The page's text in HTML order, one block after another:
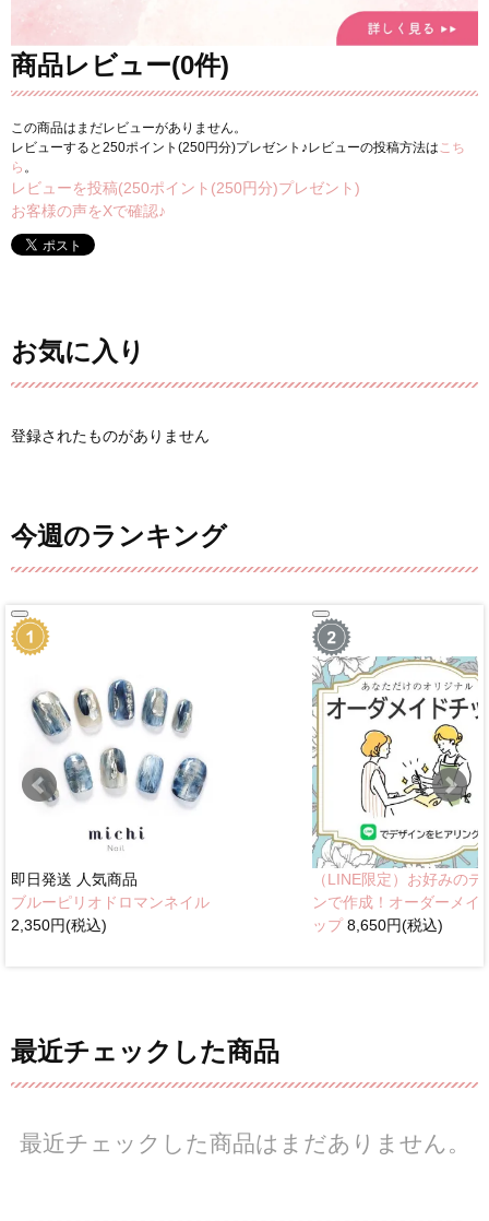
商品レビュー(0件)
この商品はまだレビューがありません。
レビューすると250ポイント(250円分)プレゼント♪レビューの投稿方法は こち
ら 。
レビューを投稿(250ポイント(250円分)プレゼント)
お客様の声をXで確認♪
お気に入り
登録されたものがありません
今週のランキング
即日発送 人気商品
ブルーピリオドロマンネイル
2,350円(税込)
（LINE限定）お好みのデ
ンで作成！オーダーメイ
ップ8,650円(税込)
最近チェックした商品
最近チェックした商品はまだありません。